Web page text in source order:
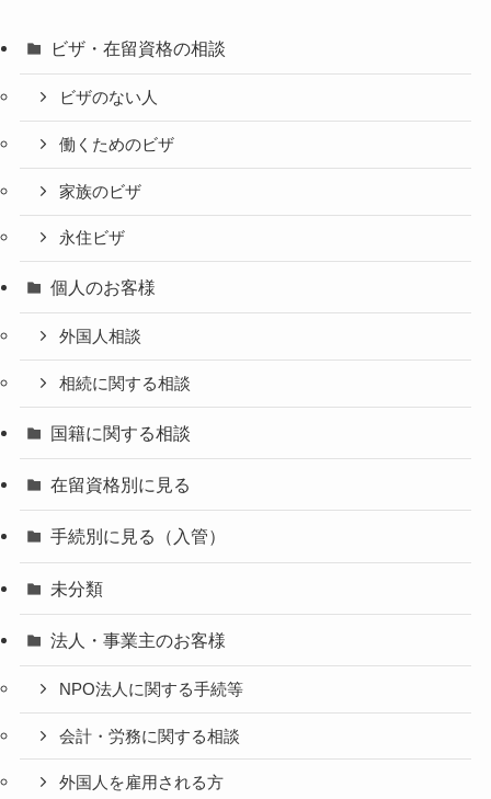
ビザ・在留資格の相談
ビザのない人
働くためのビザ
家族のビザ
永住ビザ
個人のお客様
外国人相談
相続に関する相談
国籍に関する相談
在留資格別に見る
手続別に見る（入管）
未分類
法人・事業主のお客様
NPO法人に関する手続等
会計・労務に関する相談
外国人を雇用される方